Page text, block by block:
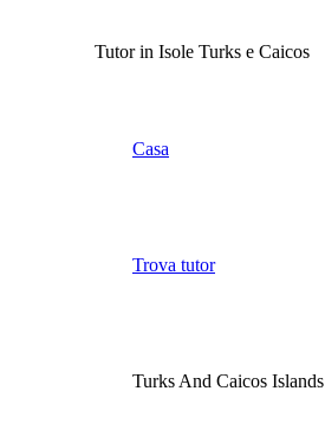
Tutor in Isole Turks e Caicos
Casa
Trova tutor
Turks And Caicos Islands